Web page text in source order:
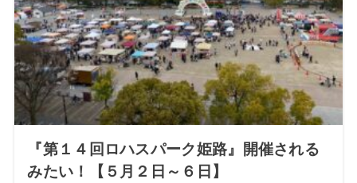
『第１４回ロハスパーク姫路』開催される
みたい！【５月２日～６日】